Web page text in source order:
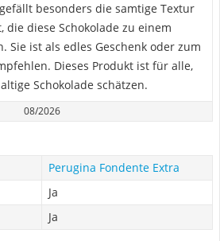
besonders die samtige Textur
diese Schokolade zu einem
Sie ist als edles Geschenk oder zum
Dieses Produkt ist für alle,
Schokolade schätzen.
08/2026
Perugina Fondente Extra
Ja
Ja